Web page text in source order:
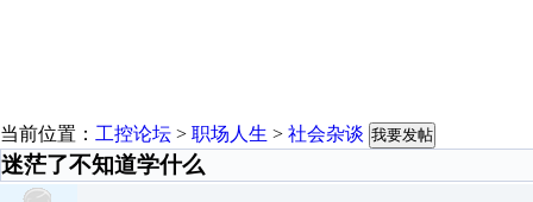
当前位置： 工控论坛 > 职场人生 > 社会杂谈 我要发帖
迷茫了不知道学什么